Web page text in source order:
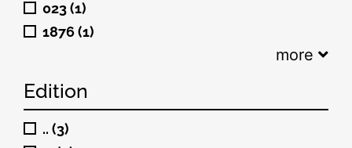
023 (1)
1876 (1)
more
Edition
.. (3)